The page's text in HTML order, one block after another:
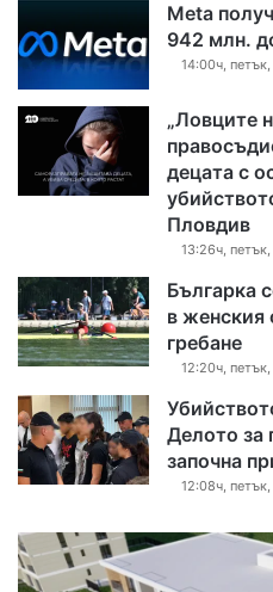
Meta
942 млн.
14:00ч,
„Ловците
децата с
Пловдив
13:26ч,
Българка
в женския
гребане
12:20ч,
Делото за
започна
12:08ч,